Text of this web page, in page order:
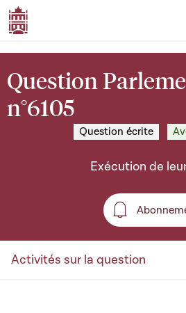
Question
n°6105
Question écrite
Exécution de
Activités sur la question